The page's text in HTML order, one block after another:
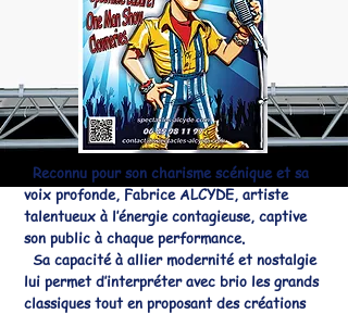
Reconnu pour son charisme scénique et sa
voix profonde, Fabrice ALCYDE, artiste
talentueux à l’énergie contagieuse, captive
son public à chaque performance.
Sa capacité à allier modernité et nostalgie
lui permet d’interpréter avec brio les grands
classiques tout en proposant des créations